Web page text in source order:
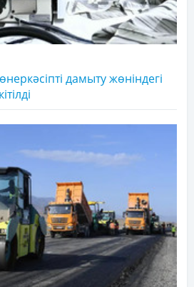
дамыту жөніндегі